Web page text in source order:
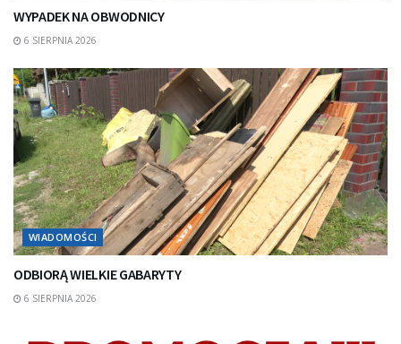
WYPADEK NA OBWODNICY
6 SIERPNIA 2026
WIADOMOŚCI
ODBIORĄ WIELKIE GABARYTY
6 SIERPNIA 2026